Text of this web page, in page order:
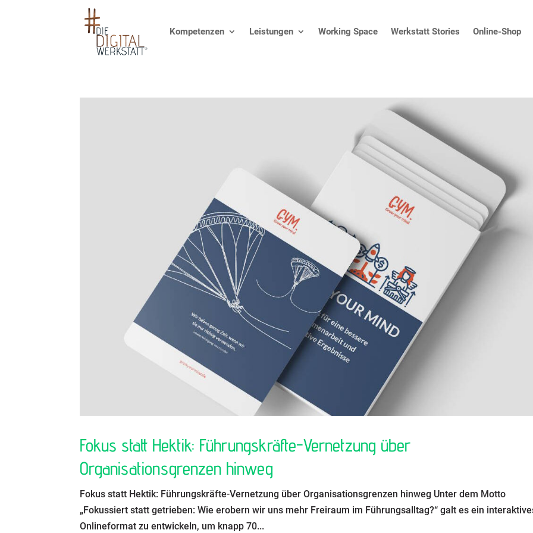
Kompetenzen Leistungen Working Space Werkstatt Stories Online-Shop
Fokus statt Hektik: Führungskräfte-Vernetzung über
Organisationsgrenzen hinweg
Fokus statt Hektik: Führungskräfte-Vernetzung über Organisationsgrenzen hinweg Unter dem Motto
„Fokussiert statt getrieben: Wie erobern wir uns mehr Freiraum im Führungsalltag?“ galt es ein
Onlineformat zu entwickeln, um knapp 70...